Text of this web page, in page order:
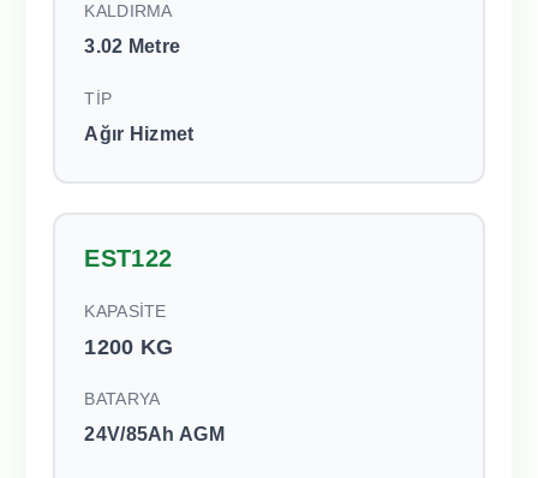
KALDIRMA
3.02 Metre
TİP
Ağır Hizmet
EST122
KAPASİTE
1200 KG
BATARYA
24V/85Ah AGM